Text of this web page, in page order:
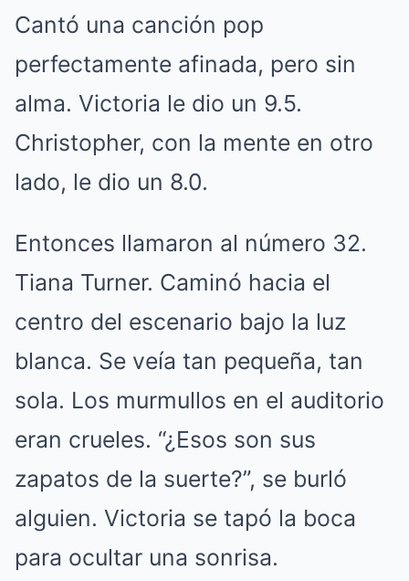
Cantó una canción pop
perfectamente afinada, pero sin
alma. Victoria le dio un 9.5.
Christopher, con la mente en otro
lado, le dio un 8.0.
Entonces llamaron al número 32.
Tiana Turner. Caminó hacia el
centro del escenario bajo la luz
blanca. Se veía tan pequeña, tan
sola. Los murmullos en el auditorio
eran crueles. “¿Esos son sus
zapatos de la suerte?”, se burló
alguien. Victoria se tapó la boca
para ocultar una sonrisa.